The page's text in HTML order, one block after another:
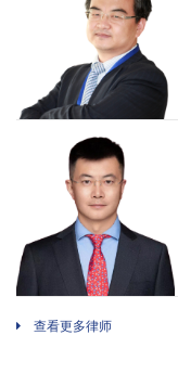
查看更多律师